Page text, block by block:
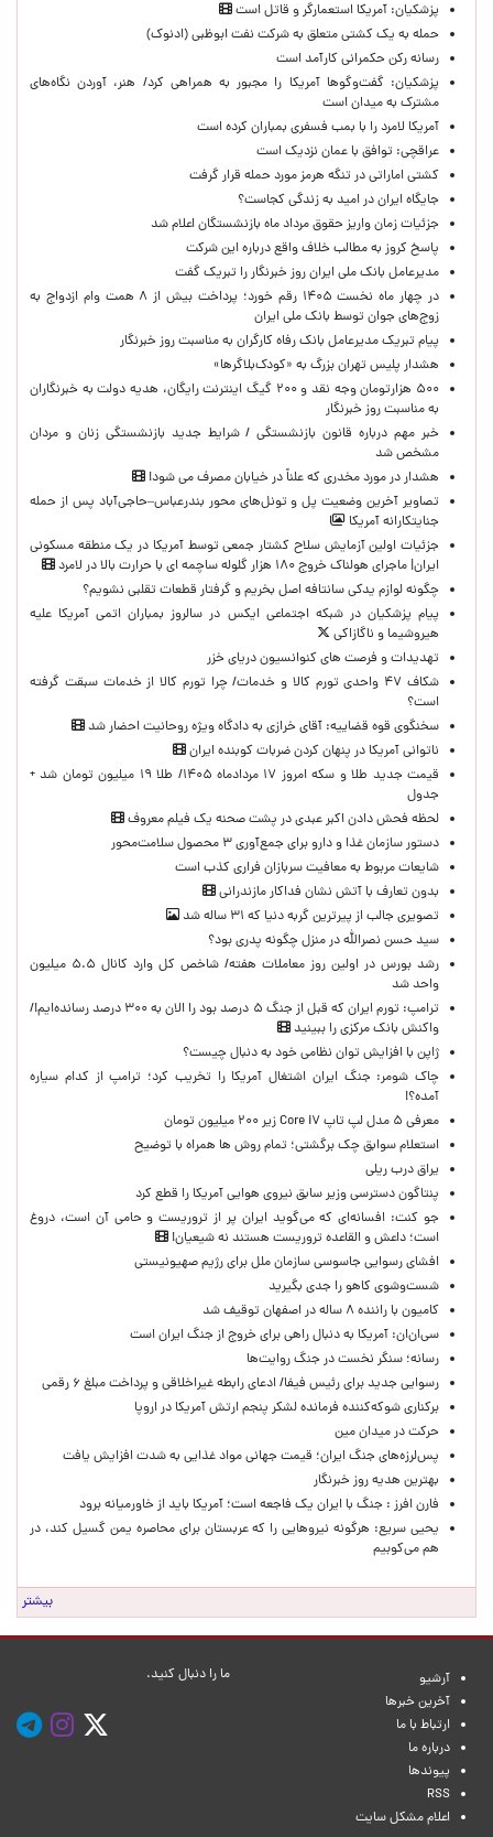
پزشکیان: آمریکا استعمارگر و قاتل است
حمله به یک کشتی متعلق به شرکت نفت ابوظبی (ادنوک)
رسانه رکن حکمرانی کارآمد است
پزشکیان: گفت‌وگوها آمریکا را مجبور به همراهی کرد/ هنر، آوردن نگاه‌های
مشترک به میدان است
آمریکا لامرد را با بمب فسفری بمباران کرده است
عراقچی: توافق با عمان نزدیک است
کشتی اماراتی در تنگه هرمز مورد حمله قرار گرفت
جایگاه ایران در امید به زندگی کجاست؟
جزئیات زمان واریز حقوق مرداد ماه بازنشستگان اعلام شد
پاسخ کروز به مطالب خلاف واقع درباره این شرکت
مدیرعامل بانک ملی ایران روز خبرنگار را تبریک گفت
در چهار ماه نخست ۱۴۰۵ رقم خورد؛ پرداخت بیش از ۸ همت وام ازدواج به
زوج‌های جوان توسط بانک ملی ایران
پیام تبریک مدیرعامل بانک رفاه کارگران به مناسبت روز خبرنگار
هشدار پلیس تهران بزرگ به «کودک‌بلاگرها»
۵۰۰ هزارتومان وجه نقد و ۲۰۰ گیگ اینترنت رایگان، هدیه دولت به خبرنگاران
به مناسبت روز خبرنگار
خبر مهم درباره قانون بازنشستگی / شرایط جدید بازنشستگی زنان و مردان
مشخص شد
هشدار در مورد مخدری که علناً در خیابان مصرف می شود!
تصاویر آخرین وضعیت پل و تونل‌های محور بندرعباس–حاجی‌آباد پس از حمله
جنایتکارانه آمریکا
جزئیات اولین آزمایش سلاح کشتار جمعی توسط آمریکا در یک منطقه مسکونی
ایران| ماجرای هولناک خروج ۱۸۰ هزار گلوله ساچمه ای با حرارت بالا در لامرد
چگونه لوازم یدکی سانتافه اصل بخریم و گرفتار قطعات تقلبی نشویم؟
پیام پزشکیان در شبکه اجتماعی ایکس در سالروز بمباران اتمی آمریکا علیه
هیروشیما و ناگازاکی
تهدیدات و فرصت های کنوانسیون دریای خزر
شکاف ۴۷ واحدی تورم کالا و خدمات/ چرا تورم کالا از خدمات سبقت گرفته
است؟
سخنگوی قوه قضاییه: آقای خرازی به دادگاه ویژه روحانیت احضار شد
ناتوانی آمریکا در پنهان کردن ضربات کوبنده ایران
قیمت جدید طلا و سکه امروز ۱۷ مردادماه ۱۴۰۵/ طلا ۱۹ میلیون تومان شد +
جدول
لحظه‌ فحش دادن اکبر عبدی در پشت صحنه یک فیلم معروف
دستور سازمان غذا و دارو برای جمع‌آوری ۳ محصول سلامت‌محور
شایعات مربوط به معافیت سربازان فراری کذب است
بدون تعارف با آتش نشان فداکار مازندرانی
تصویری جالب از پیرترین گربه دنیا که ۳۱ ساله شد
سید حسن نصرالله در منزل چگونه پدری بود؟
رشد بورس در اولین روز معاملات هفته/ شاخص کل وارد کانال ۵.۵ میلیون
واحد شد
ترامپ: تورم ایران که قبل از جنگ ۵ درصد بود را الان به ۳۰۰ درصد رسانده‌ایم!/
واکنش بانک مرکزی را ببینید
ژاپن با افزایش توان نظامی خود به دنبال چیست؟
چاک شومر: جنگ ایران اشتغال آمریکا را تخریب کرد؛ ترامپ از کدام سیاره
آمده؟!
معرفی ۵ مدل لپ تاپ Core i۷ زیر ۲۰۰ میلیون تومان
استعلام سوابق چک برگشتی؛ تمام روش ها همراه با توضیح
یراق درب ریلی
پنتاگون دسترسی وزیر سابق نیروی هوایی آمریکا را قطع کرد
جو کنت: افسانه‌ای که می‌گوید ایران پر از تروریست و حامی آن است، دروغ
است؛ داعش و القاعده تروریست هستند نه شیعیان!
افشای رسوایی جاسوسی سازمان ملل برای رژیم صهیونیستی
شست‌وشوی کاهو را جدی بگیرید
کامیون با راننده ۸ ساله در اصفهان توقیف شد
سی‌ان‌ان: آمریکا به دنبال راهی برای خروج از جنگ ایران است
رسانه؛ سنگر نخست در جنگ روایت‌ها
رسوایی جدید برای رئیس فیفا/ ادعای رابطه غیراخلاقی و پرداخت مبلغ ۶ رقمی
برکناری شوکه‌کننده فرمانده لشکر پنجم ارتش آمریکا در اروپا
حركت در ميدان مين
پس‌لرزه‌های جنگ ایران؛ قیمت جهانی مواد غذایی به شدت افزایش یافت
بهترین هدیه روز خبرنگار
فارن افرز : جنگ با ایران یک فاجعه است؛ آمریکا باید از خاورمیانه برود
یحیی سریع: هرگونه نیروهایی را که عربستان برای محاصره یمن گسیل کند، در
هم می‌کوبیم
بیشتر
آرشیو
آخرین خبرها
ارتباط با ما
درباره ما
پیوندها
RSS
اعلام مشکل سایت
ما را دنبال کنید.